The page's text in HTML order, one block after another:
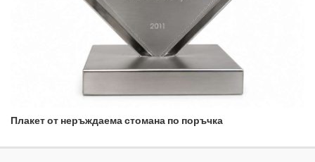
Плакет от неръждаема стомана по поръчка